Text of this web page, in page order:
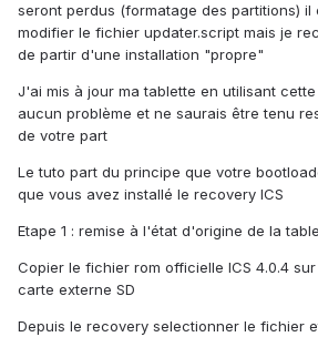
seront perdus (formatage des partitions) il
modifier le fichier updater.script mais je
de partir d'une installation "propre"
J'ai mis à jour ma tablette en utilisant
aucun problème et ne saurais être tenu
de votre part
Le tuto part du principe que votre
que vous avez installé le recovery ICS
Etape 1 : remise à l'état d'origine de la
Copier le fichier rom officielle ICS 4.0.4
carte externe SD
Depuis le recovery selectionner le fichier